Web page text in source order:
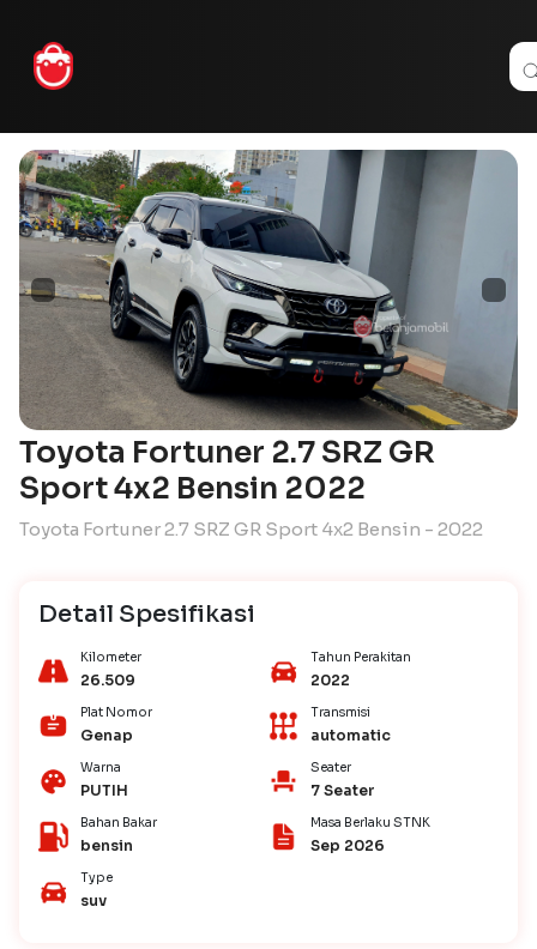
Toyota Fortuner 2.7 SRZ GR
Sport 4x2 Bensin 2022
Toyota Fortuner 2.7 SRZ GR Sport 4x2 Bensin - 2022
Detail Spesifikasi
Kilometer
26.509
Tahun Perakitan
2022
Plat Nomor
Genap
Transmisi
automatic
Warna
PUTIH
Seater
7 Seater
Bahan Bakar
bensin
Masa Berlaku STNK
Sep 2026
Type
suv